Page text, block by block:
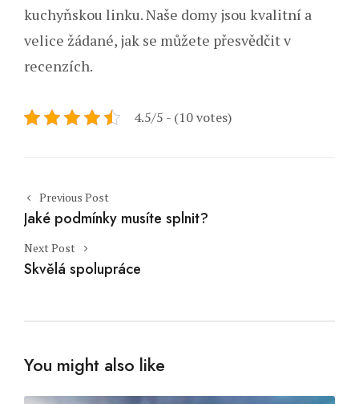
kuchyňskou linku. Naše domy jsou kvalitní a
velice žádané, jak se můžete přesvědčit v
recenzích.
4.5/5 - (10 votes)
Post navigation
Previous Post
Jaké podmínky musíte splnit?
Next Post
Skvělá spolupráce
You might also like